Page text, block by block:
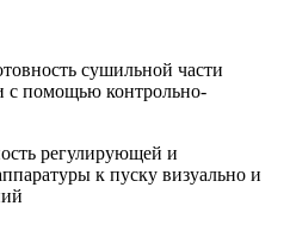
сушильной части
с помощью контрольно-
регулирующей и
к пуску визуально и